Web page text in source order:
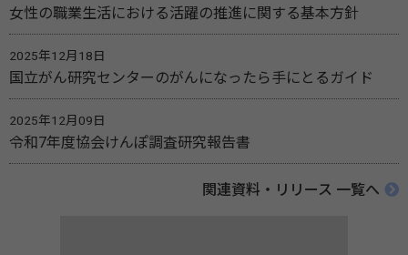
女性の職業生活における活躍の推進に関する基本方針
2025年12月18日
国立がん研究センターのがんになったら手にとるガイド
2025年12月09日
令和7年度協会けんぽ調査研究報告書
関連資料・リリース 一覧へ